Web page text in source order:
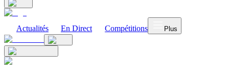
Actualités En Direct Compétitions Plus